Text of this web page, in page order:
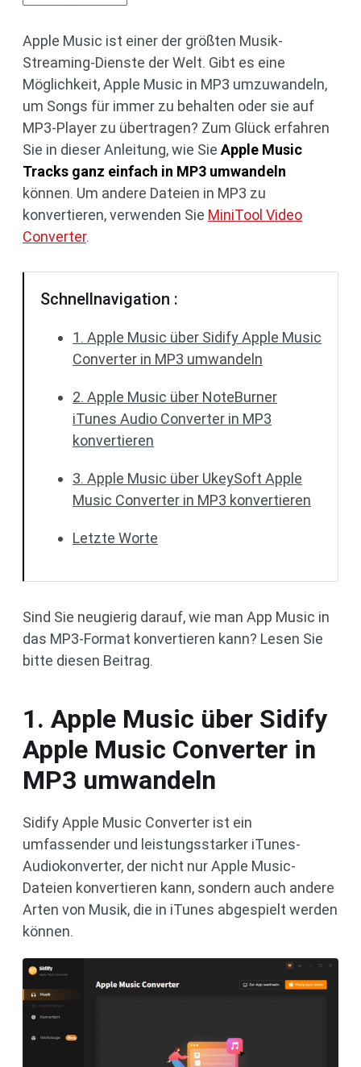
Apple Music ist einer der größten Musik-
Streaming-Dienste der Welt. Gibt es eine
Möglichkeit, Apple Music in MP3 umzuwandeln,
um Songs für immer zu behalten oder sie auf
MP3-Player zu übertragen? Zum Glück erfahren
Sie in dieser Anleitung, wie Sie Apple Music
Tracks ganz einfach in MP3 umwandeln
können. Um andere Dateien in MP3 zu
konvertieren, verwenden Sie MiniTool Video
Converter.
Schnellnavigation :
1. Apple Music über Sidify Apple Music
Converter in MP3 umwandeln
2. Apple Music über NoteBurner
iTunes Audio Converter in MP3
konvertieren
3. Apple Music über UkeySoft Apple
Music Converter in MP3 konvertieren
Letzte Worte
Sind Sie neugierig darauf, wie man App Music in
das MP3-Format konvertieren kann? Lesen Sie
bitte diesen Beitrag.
1. Apple Music über Sidify
Apple Music Converter in
MP3 umwandeln
Sidify Apple Music Converter ist ein
umfassender und leistungsstarker iTunes-
Audiokonverter, der nicht nur Apple Music-
Dateien konvertieren kann, sondern auch andere
Arten von Musik, die in iTunes abgespielt werden
können.